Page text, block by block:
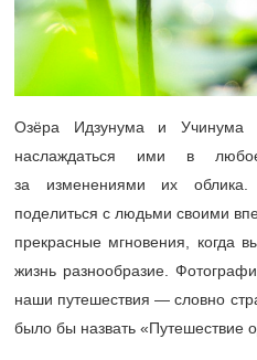
Озёра Идзунума и
наслаждаться ими в
за изменениями их
поделиться с людьми своими
прекрасные мгновения, когда
жизнь разнообразие.
наши путешествия — словно
было бы назвать «Путешествие